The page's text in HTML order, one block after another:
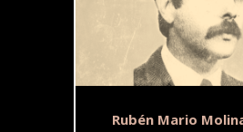
Rubén Mario